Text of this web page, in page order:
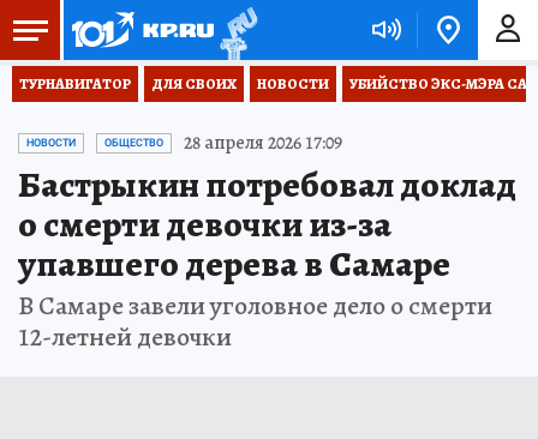
ТУРНАВИГАТОР ДЛЯ СВОИХ НОВОСТИ УБИЙСТВО ЭКС-МЭРА
НОВОСТИ ОБЩЕСТВО 28 апреля 2026 17:09
Бастрыкин потребовал доклад
о смерти девочки из-за
упавшего дерева в Самаре
В Самаре завели уголовное дело о смерти
12-летней девочки